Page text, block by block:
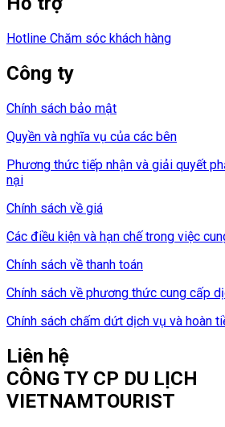
Hotline Chăm sóc khách hàng
Công ty
Chính sách bảo mật
Quyền và nghĩa vụ của các bên
Phương thức tiếp nhận và giải quyết
nại
Chính sách về giá
Các điều kiện và hạn chế trong việc
Chính sách về thanh toán
Chính sách về phương thức cung cấp
Chính sách chấm dứt dịch vụ và hoàn
Liên hệ
CÔNG TY CP DU LỊCH
VIETNAMTOURIST